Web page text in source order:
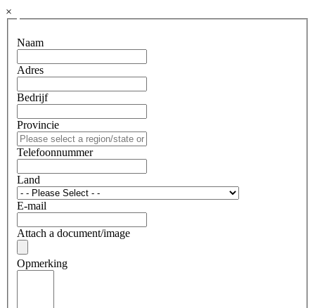
×
Naam
Adres
Bedrijf
Provincie
Telefoonnummer
Land
E-mail
Attach a document/image
Opmerking